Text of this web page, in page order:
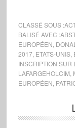
CLASSÉ SOUS :
BALISÉ AVEC :
EUROPÉEN
2017, ETATS-UNIS,
INSCRIPTION SUR
LAFARGEHOLCIM
EUROPÉEN